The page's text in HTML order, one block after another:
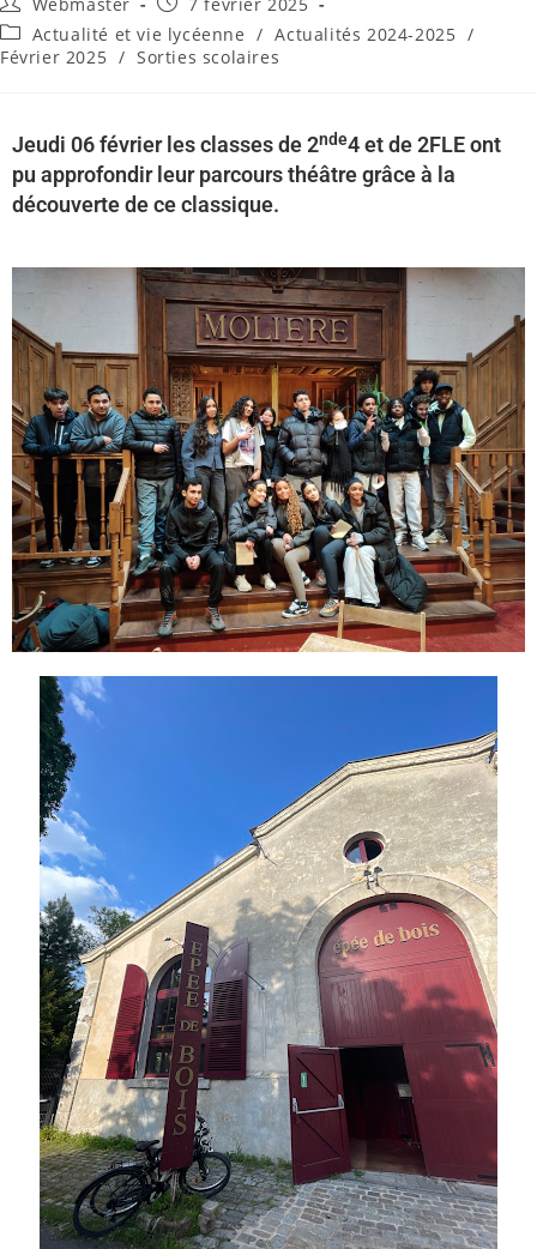
Actualité et vie lycéenne / Actualités 2024-2025 /
Février 2025 / Sorties scolaires
Jeudi 06 février les classes de 2nde4 et de 2FLE ont
pu approfondir leur parcours théâtre grâce à la
découverte de ce classique.